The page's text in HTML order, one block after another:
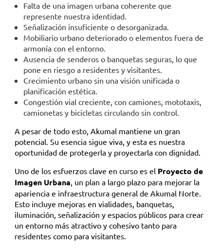
Falta de una imagen urbana coherente que
represente nuestra identidad.
Señalización insuficiente o desorganizada.
Mobiliario urbano deteriorado o elementos fuera de
armonía con el entorno.
Ausencia de senderos o banquetas seguras, lo que
pone en riesgo a residentes y visitantes.
Crecimiento urbano sin una visión unificada o
planificación estética.
Congestión vial creciente, con camiones, mototaxis,
camionetas y bicicletas circulando sin control.
A pesar de todo esto, Akumal mantiene un gran
potencial. Su esencia sigue viva, y esta es nuestra
oportunidad de protegerla y proyectarla con dignidad.
Uno de los esfuerzos clave en curso es el Proyecto de
Imagen Urbana, un plan a largo plazo para mejorar la
apariencia e infraestructura general de Akumal Norte.
Esto incluye mejoras en vialidades, banquetas,
iluminación, señalización y espacios públicos para crear
un entorno más atractivo y cohesivo tanto para
residentes como para visitantes.